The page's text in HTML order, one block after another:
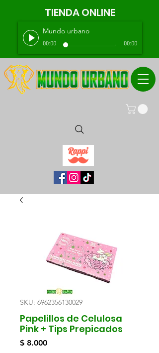
TIENDA ONLINE
Mundo urbano
00:00 00:00
SKU: 6962356130029
Papelillos de Celulosa
Pink + Tips Prepicados
$ 8.000Precio